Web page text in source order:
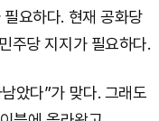
요하다. 현재 공화당
주당 지지가 필요하다.
았다”가 맞다. 그래도